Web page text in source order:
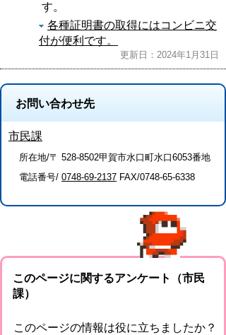
す。
各種証明書の取得にはコンビニ交
付が便利です。
更新日：2024年1月31日
お問い合わせ先
市民課
所在地/〒 528-8502甲賀市水口町水口6053番地
電話番号/ 0748-69-2137 FAX/0748-65-6338
このページに関するアンケート（市民
課）
このページの情報は役に立ちましたか？